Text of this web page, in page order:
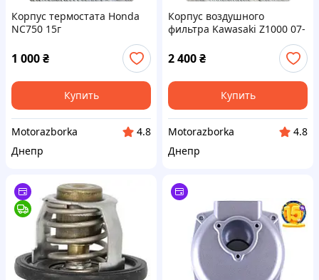
Корпус термостата Honda
NC750 15г
1 000₴
Купить
Motorazborka
4.8
Днепр
Корпус воздушного
фильтра Kawasaki Z1000 07-
2 400₴
Купить
Motorazborka
4.8
Днепр